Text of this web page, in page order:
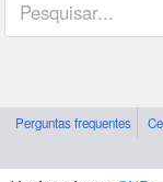
Perguntas frequentes